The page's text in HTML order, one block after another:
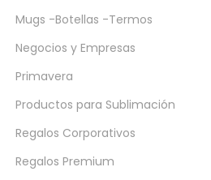
Mugs -Botellas -Termos
Negocios y Empresas
Primavera
Productos para Sublimación
Regalos Corporativos
Regalos Premium